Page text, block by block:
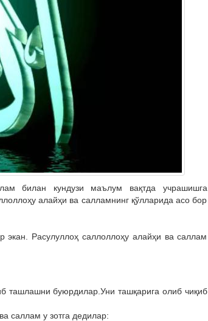
билан кундузи маълум вақтда учрашишга
алайҳи ва салламнинг қўлларида асо бор
экан. Расулуллоҳ саллоллоҳу алайҳи ва саллам
ташлашни буюрдилар.Уни ташқарига олиб чиқиб
саллам у зотга дедилар: